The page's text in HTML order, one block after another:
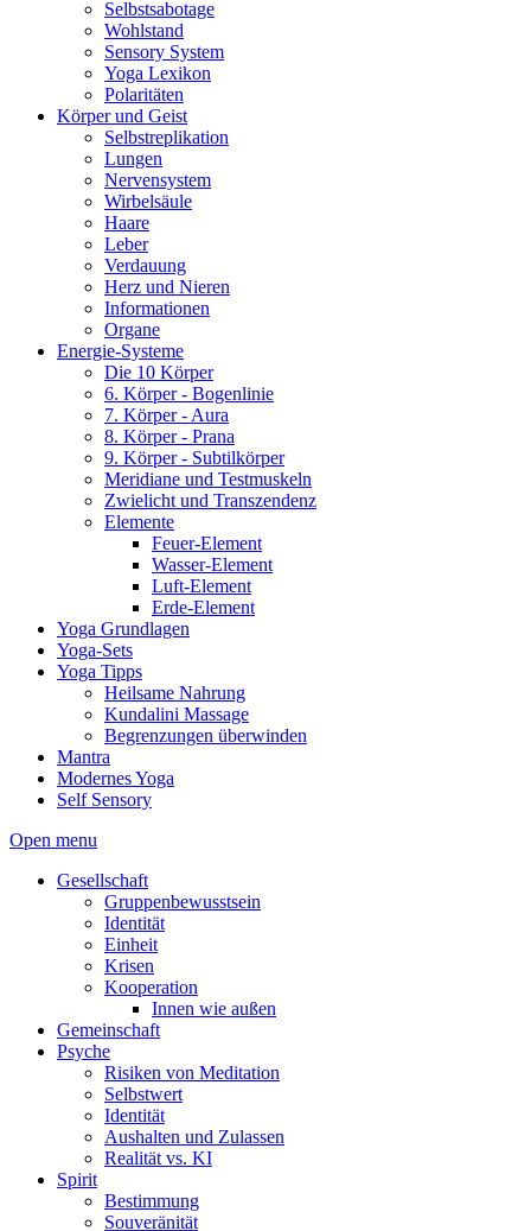
Selbstsabotage
Wohlstand
Sensory System
Yoga Lexikon
Polaritäten
Körper und Geist
Selbstreplikation
Lungen
Nervensystem
Wirbelsäule
Haare
Leber
Verdauung
Herz und Nieren
Informationen
Organe
Energie-Systeme
Die 10 Körper
6. Körper - Bogenlinie
7. Körper - Aura
8. Körper - Prana
9. Körper - Subtilkörper
Meridiane und Testmuskeln
Zwielicht und Transzendenz
Elemente
Feuer-Element
Wasser-Element
Luft-Element
Erde-Element
Yoga Grundlagen
Yoga-Sets
Yoga Tipps
Heilsame Nahrung
Kundalini Massage
Begrenzungen überwinden
Mantra
Modernes Yoga
Self Sensory
Open menu
Gesellschaft
Gruppenbewusstsein
Identität
Einheit
Krisen
Kooperation
Innen wie außen
Gemeinschaft
Psyche
Risiken von Meditation
Selbstwert
Identität
Aushalten und Zulassen
Realität vs. KI
Spirit
Bestimmung
Souveränität